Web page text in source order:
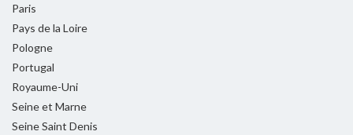
Paris
Pays de la Loire
Pologne
Portugal
Royaume-Uni
Seine et Marne
Seine Saint Denis